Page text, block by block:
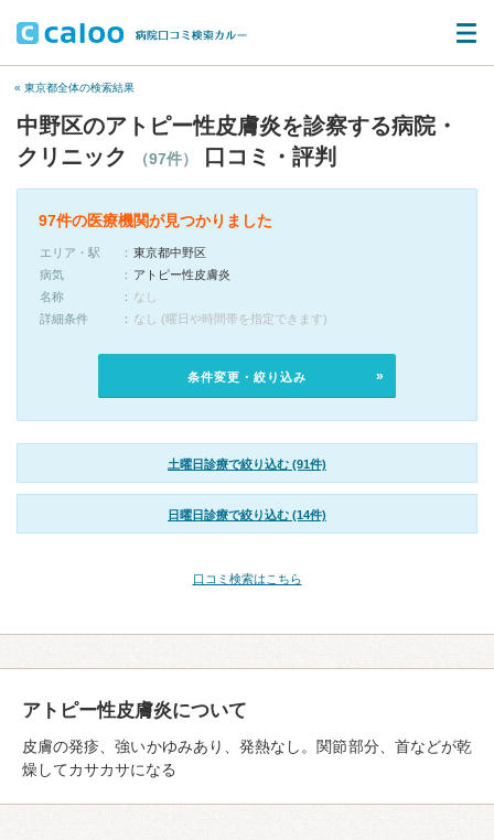
« 東京都全体の検索結果
中野区のアトピー性皮膚炎を診察する病院・
クリニック
（97件） 口コミ・評判
97件の医療機関が見つかりました
エリア・駅
東京都中野区
病気
アトピー性皮膚炎
名称
なし
詳細条件
なし (曜日や時間帯を指定できます)
条件変更・絞り込み
土曜日診療で絞り込む (91件)
日曜日診療で絞り込む (14件)
口コミ検索はこちら
アトピー性皮膚炎について
皮膚の発疹、強いかゆみあり、発熱なし。関節部分、首などが乾
燥してカサカサになる